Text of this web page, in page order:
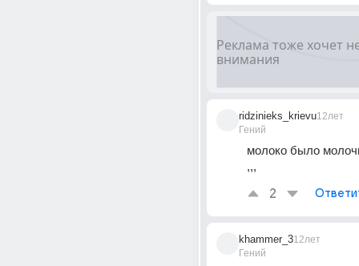
ridzinieks_krievu
Гений
12лет
молоко было
,,,
2
khammer_3
Гений
12лет